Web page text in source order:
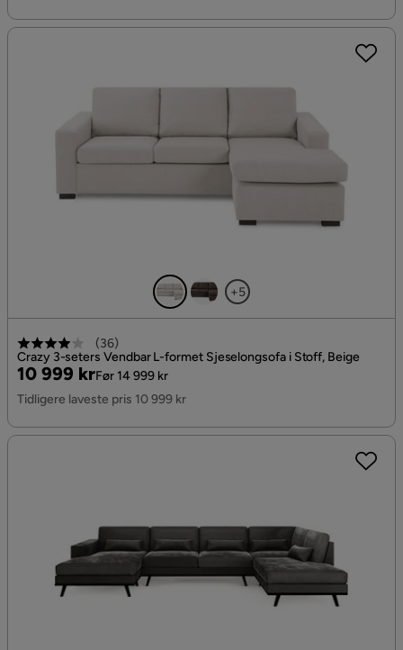
+5
(36)
Crazy 3-seters Vendbar L-formet Sjeselongsofa i Stoff, Beige
Pris
10 999 kr
Original
Pris
Før 14 999 kr
Tidligere laveste pris 10 999 kr